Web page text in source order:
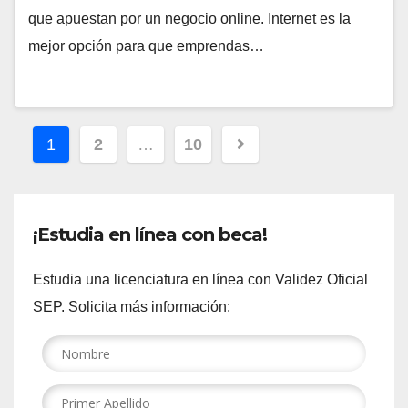
que apuestan por un negocio online. Internet es la
mejor opción para que emprendas…
Paginación
entradas
1 2 … 10
¡Estudia en línea con beca!
Estudia una licenciatura en línea con Validez Oficial
SEP. Solicita más información: